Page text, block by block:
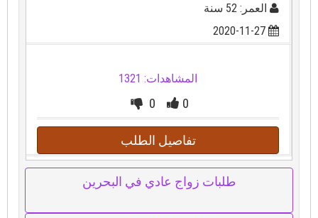
العمر: 52 سنة
2020-11-27
المشاهدات: 1321
0
0
تفاصيل الطلب
طلبات زواج عادي في البحرين